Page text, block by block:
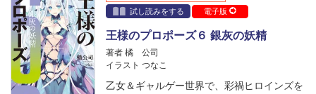
試し読みをする
電子版
王様のプロポーズ６ 銀灰の妖精
著者 橘 公司
イラスト つなこ
乙女＆ギャルゲー世界で、彩禍ヒロインズを